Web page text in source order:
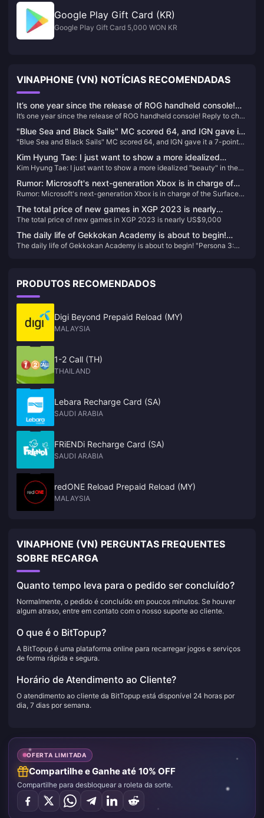
Google Play Gift Card (KR)
Google Play Gift Card 5,000 WON KR
VINAPHONE (VN) NOTÍCIAS RECOMENDADAS
It’s one year since the release of ROG handheld console!
Reply to chat about your experience and get official
peripherals & various 3A masterpieces!
It’s one year since the release of ROG handheld console! Reply to chat
masterpieces!
"Blue Sea and Black Sails" MC scored 64, and IGN gave it
a 7-point rating
"Blue Sea and Black Sails" MC scored 64, and IGN gave it a 7-point
Kim Hyung Tae: I just want to show a more idealized
"beauty" in the game!
Kim Hyung Tae: I just want to show a more idealized "beauty" in the
Rumor: Microsoft's next-generation Xbox is in charge of
the Surface team, and the handheld console may be under
development
Rumor: Microsoft's next-generation Xbox is in charge of the Surface
The total price of new games in XGP 2023 is nearly
US$9,000
The total price of new games in XGP 2023 is nearly US$9,000
The daily life of Gekkokan Academy is about to begin!
"Persona 3: Reload" campus life introduction video
The daily life of Gekkokan Academy is about to begin! "Persona 3:
PRODUTOS RECOMENDADOS
Digi Beyond Prepaid Reload (MY)
MALAYSIA
1-2 Call (TH)
THAILAND
Lebara Recharge Card (SA)
SAUDI ARABIA
FRiENDi Recharge Card (SA)
SAUDI ARABIA
redONE Reload Prepaid Reload (MY)
MALAYSIA
VINAPHONE (VN) PERGUNTAS FREQUENTES
SOBRE RECARGA
Quanto tempo leva para o pedido ser concluído?
Normalmente, o pedido é concluído em poucos minutos. Se houver
algum atraso, entre em contato com o nosso suporte ao cliente.
O que é o BitTopup?
A BitTopup é uma plataforma online para recarregar jogos e serviços
de forma rápida e segura.
Horário de Atendimento ao Cliente?
O atendimento ao cliente da BitTopup está disponível 24 horas por
dia, 7 dias por semana.
OFERTA LIMITADA
Compartilhe e Ganhe até 10% OFF
Compartilhe para desbloquear a roleta da sorte.